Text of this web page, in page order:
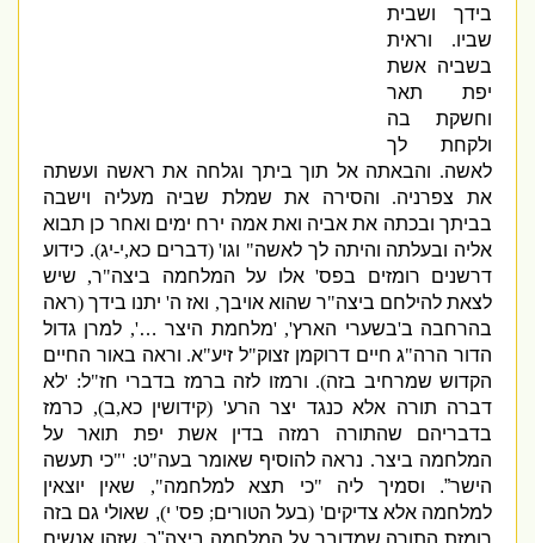
בידך ושבית
שביו.
וראית
בשביה אשת
יפת תאר
וחשקת בה
ולקחת לך
לאשה.והבאתה אל תוך ביתך וגלחה את ראשה ועשתה
את צפרניה.והסירה את שמלת שביה מעליה וישבה
בביתך ובכתה את אביה ואת אמה ירח ימים ואחר כן תבוא
אליה ובעלתה והיתה לך לאשה"וגו ' (דברים כא,י-יג).כידוע
דרשנים רומזים בפס'אלו על המלחמה ביצה"ר,שיש
לצאת להילחם ביצה"ר שהוא אויבך,ואז ה'יתנו בידך(ראה
בהרחבה ב בשערי הארץ', 'מלחמת היצר … ',למרן גדול
הדור הרה"ג חיים דרוקמן זצוק"ל זיע"א.וראה באור החיים
הקדוש שמרחיב בזה).ורמזו לזה ברמז בדברי חז"ל: 'לא
דברה תורה אלא כנגד יצר הרע' (קידושין כא,ב),כרמז
בדבריהם שהתורה רמזה בדין אשת יפת תואר על
המלחמה ביצר.נראה להוסיף שאומר בעה"ט: '" כי תעשה
הישר”.וסמיך ליה" כי תצא למלחמה",שאין יוצאין
למלחמה אלא צדיקים' (בעל הטורים;פס'י)
,שאולי גם בזה
רומזת התורה שמדובר על המלחמה ביצה"ר,שזהו אנשים